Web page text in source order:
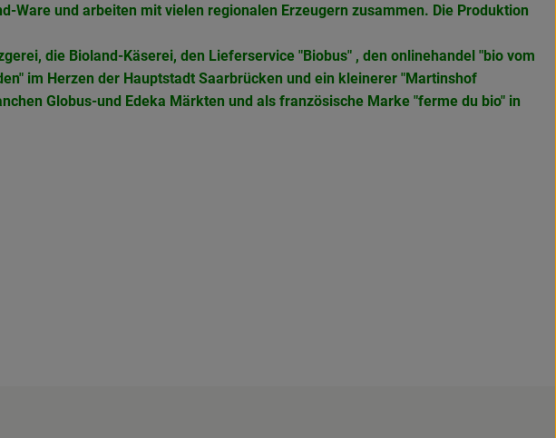
und arbeiten mit vielen regionalen Erzeugern zusammen. Die Produktion
die Bioland-Käserei, den Lieferservice "Biobus" , den onlinehandel "bio vom
im Herzen der Hauptstadt Saarbrücken und ein kleinerer "Martinshof
Globus-und Edeka Märkten und als französische Marke "ferme du bio" in